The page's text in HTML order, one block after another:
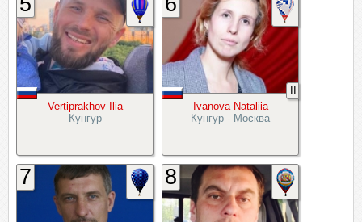
Vertiprakhov Ilia
Кунгур
Ivanova Nataliia
Кунгур - Москва
7 8